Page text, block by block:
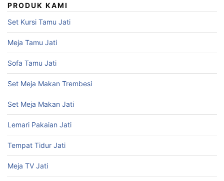
PRODUK KAMI
Set Kursi Tamu Jati
Meja Tamu Jati
Sofa Tamu Jati
Set Meja Makan Trembesi
Set Meja Makan Jati
Lemari Pakaian Jati
Tempat Tidur Jati
Meja TV Jati